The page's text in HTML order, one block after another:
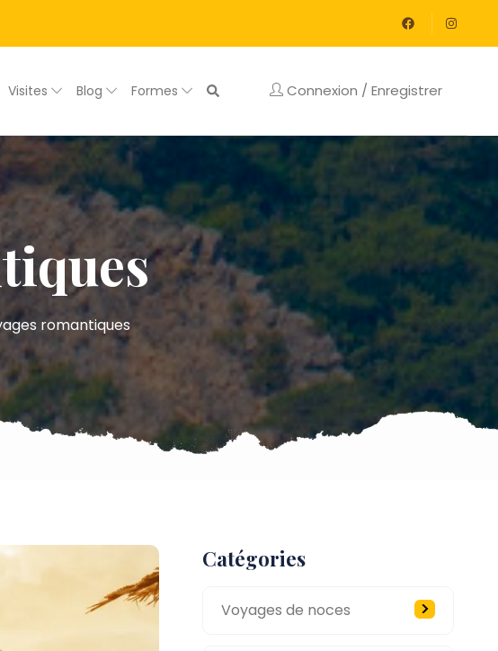
Visites Blog Formes Connexion / Enregistrer
romantiques
Catégories
Voyages de noces